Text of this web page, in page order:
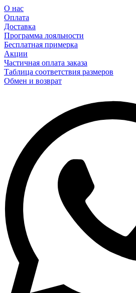
О нас
Оплата
Доставка
Программа лояльности
Бесплатная примерка
Акции
Частичная оплата заказа
Таблица соответствия размеров
Обмен и возврат